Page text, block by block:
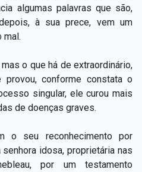
algumas palavras que são,
à sua prece, vem um
mal.
mas o que há de extraordinário,
conforme constata o
singular, ele curou mais
de doenças graves.
o seu reconhecimento por
idosa, proprietária nas
por um testamento